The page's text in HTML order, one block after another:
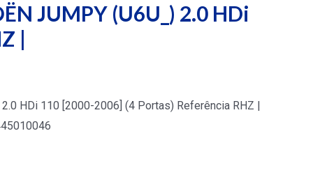
JUMPY (U6U_) 2.0 HDi
|
2.0 HDi 110 [2000-2006] (4 Portas) Referência RHZ |